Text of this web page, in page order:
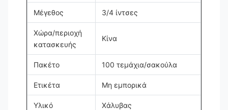
Μέγεθος 3/4 ίντσες
Χώρα/περιοχή
κατασκευής
Κίνα
Πακέτο 100 τεμάχια/σακούλα
Ετικέτα Μη εμπορικά
Υλικό Χάλυβας